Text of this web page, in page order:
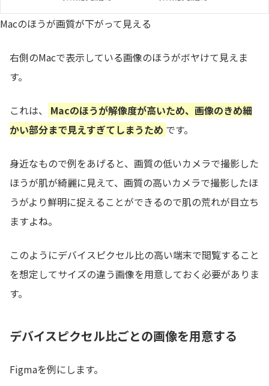
Macのほうが画質が下がって見える
右側のMacで表示している画像のほうがボヤけて見えま
す。
これは、
Macのほうが解像度が高いため、画像のきめ細
かい部分まで見えすぎてしまうため です。
身近なもので例をあげると、画質の低いカメラで撮影した
ほうが肌が綺麗に見えて、画質の高いカメラで撮影したほ
うがより鮮明に捉えることができるので肌の荒れが目立ち
ますよね。
このようにデバイスピクセル比の高い端末で閲覧すること
を想定してサイズの違う画像を用意しておく必要がありま
す。
デバイスピクセル比ごとの画像を用意する
Figmaを例にします。